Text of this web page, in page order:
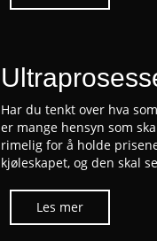
Har du tenkt over hva
er mange hensyn som
rimelig for å holde
kjøleskapet, og den skal